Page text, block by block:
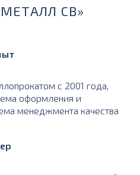
СВ»
с 2001 года,
оформления и
менеджмента качества